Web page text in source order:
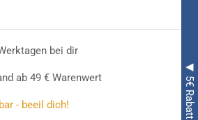
50 Gesichter oder eineinhalb
bei dir
ab 49 € Warenwert
- beeil dich!